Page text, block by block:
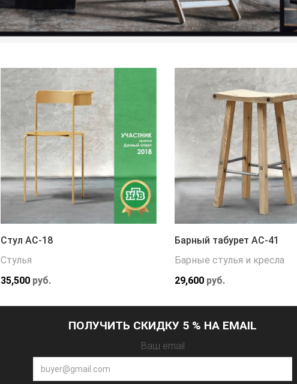
Стул АС-18
Стулья
35,500 руб.
Барный табурет АС-41
Барные стулья и кресла
29,600 руб.
ПОЛУЧИТЬ СКИДКУ 5 % НА EMAIL
Ваш email